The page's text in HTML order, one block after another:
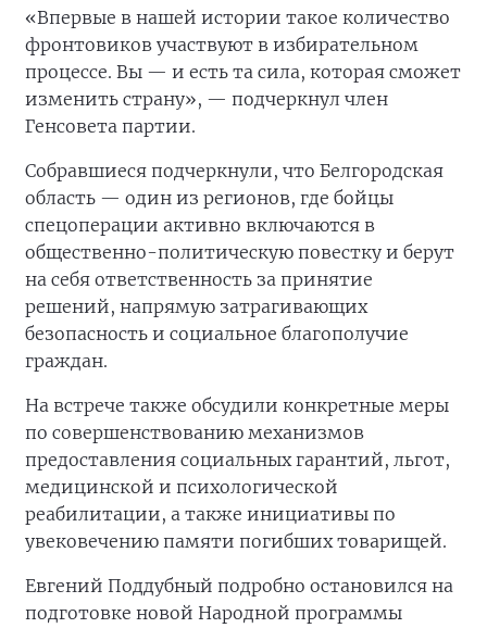
«Впервые в нашей истории такое количество
фронтовиков участвуют в избирательном
процессе. Вы — и есть та сила, которая сможет
изменить страну», — подчеркнул член
Генсовета партии.
Собравшиеся подчеркнули, что Белгородская
область — один из регионов, где бойцы
спецоперации активно включаются в
общественно-политическую повестку и берут
на себя ответственность за принятие
решений, напрямую затрагивающих
безопасность и социальное благополучие
граждан.
На встрече также обсудили конкретные меры
по совершенствованию механизмов
предоставления социальных гарантий, льгот,
медицинской и психологической
реабилитации, а также инициативы по
увековечению памяти погибших товарищей.
Евгений Поддубный подробно остановился на
подготовке новой Народной программы